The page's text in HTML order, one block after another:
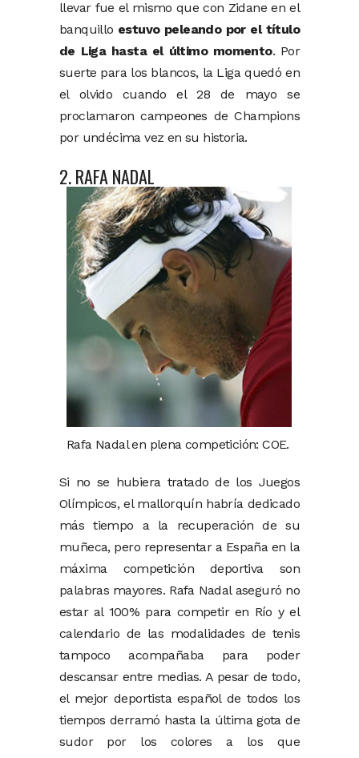
llevar fue el mismo que con Zidane en el
banquillo estuvo peleando por el título
de Liga hasta el último momento. Por
suerte para los blancos, la Liga quedó en
el olvido cuando el 28 de mayo se
proclamaron campeones de Champions
por undécima vez en su historia.
2. RAFA NADAL
Rafa Nadal en plena competición: COE.
Si no se hubiera tratado de los Juegos
Olímpicos, el mallorquín habría dedicado
más tiempo a la recuperación de su
muñeca, pero representar a España en la
máxima competición deportiva son
palabras mayores. Rafa Nadal aseguró no
estar al 100% para competir en Río y el
calendario de las modalidades de tenis
tampoco acompañaba para poder
descansar entre medias. A pesar de todo,
el mejor deportista español de todos los
tiempos derramó hasta la última gota de
sudor por los colores a los que